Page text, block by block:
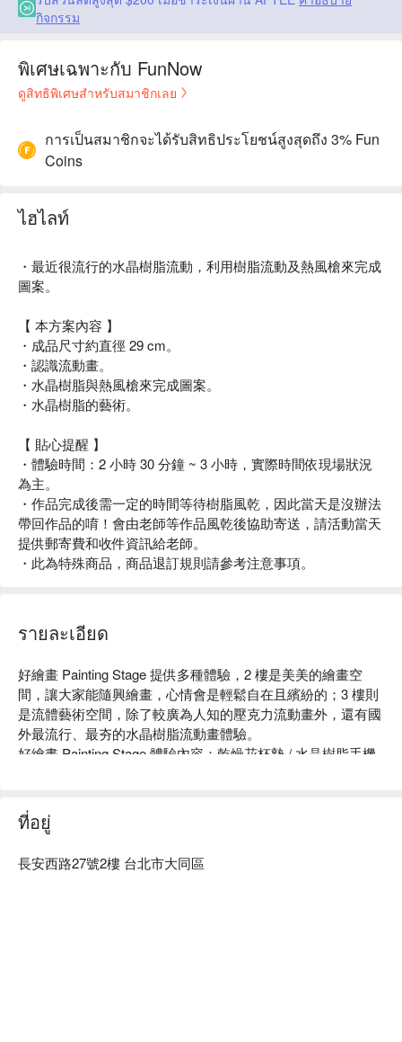
กิจกรรม
พิเศษเฉพาะกับ FunNow
ดูสิทธิพิเศษสำหรับสมาชิกเลย
การเป็นสมาชิกจะได้รับสิทธิประโยชน์สูงสุดถึง 3% Fun
Coins
ไฮไลท์
・最近很流行的水晶樹脂流動，利用樹脂流動及熱風槍來完成
圖案。
【 本方案內容 】
・成品尺寸約直徑 29 cm。
・認識流動畫。
・水晶樹脂與熱風槍來完成圖案。
・水晶樹脂的藝術。
【 貼心提醒 】
・體驗時間：2 小時 30 分鐘 ~ 3 小時，實際時間依現場狀況
為主。
・作品完成後需一定的時間等待樹脂風乾，因此當天是沒辦法
帶回作品的唷！會由老師等作品風乾後協助寄送，請活動當天
提供郵寄費和收件資訊給老師。
・此為特殊商品，商品退訂規則請參考注意事項。
รายละเอียด
好繪畫 Painting Stage 提供多種體驗，2 樓是美美的繪畫空
間，讓大家能隨興繪畫，心情會是輕鬆自在且繽紛的；3 樓則
是流體藝術空間，除了較廣為人知的壓克力流動畫外，還有國
外最流行、最夯的水晶樹脂流動畫體驗。
好繪畫 Painting Stage 體驗內容：乾燥花杯墊 / 水晶樹脂手機
好繪畫 Painting Stage 推薦：交通便利，捷運中山站步行 4 分
鐘即可抵達。Art Makes You Happy！不需任何繪畫天份，跟
好繪畫 Painting Stage 預約、好繪畫 Painting Stage 價格立刻
ที่อยู่
長安西路27號2樓 台北市大同區